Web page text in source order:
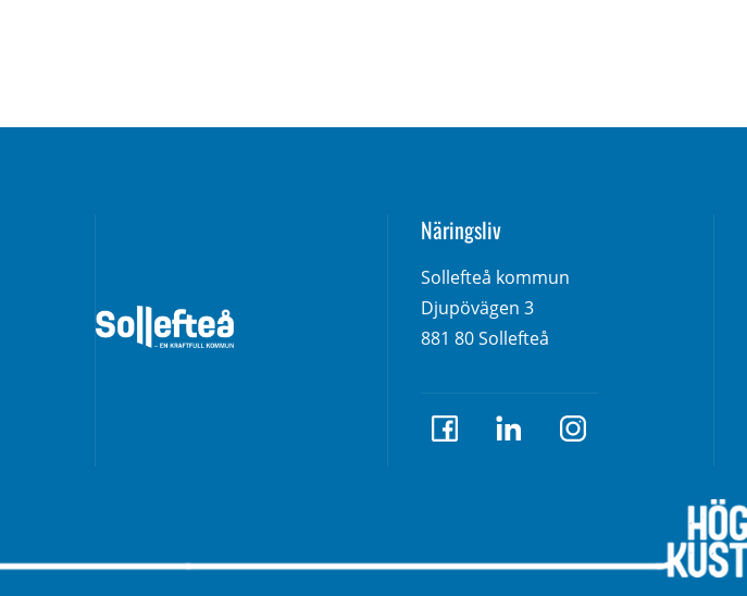
Näringsliv
Sollefteå kommun
Djupövägen 3
881 80 Sollefteå